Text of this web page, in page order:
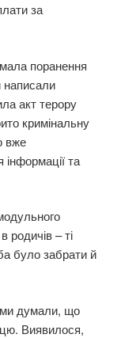
за
поранення
написали
акт терору
кримінальну
вже
інформації та
родичів – ті
було забрати й
ми думали, що
Виявилося,